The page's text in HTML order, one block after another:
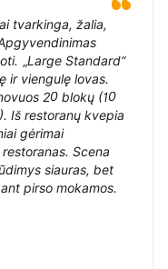
tvarkinga, žalia,
„Large Standard“
ir viengulę lovas.
20 blokų (10
Iš restoranų kvepia
gėrimai
Scena
siauras, bet
pirso mokamos.